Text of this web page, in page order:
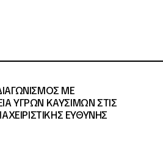
ΜΕ
ΥΓΡΩΝ ΚΑΥΣΙΜΩΝ ΣΤΙΣ
ΕΥΘΥΝΗΣ